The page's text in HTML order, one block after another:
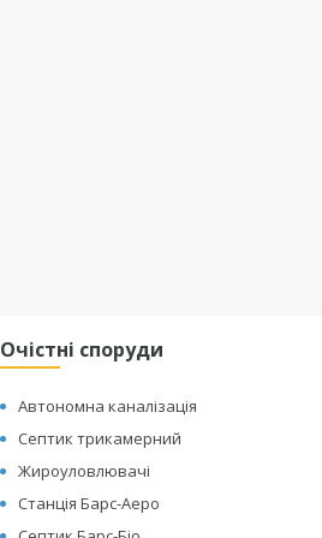
Очістні споруди
Автономна каналізація
Септик трикамерний
Жироуловлювачі
Станція Барс-Аеро